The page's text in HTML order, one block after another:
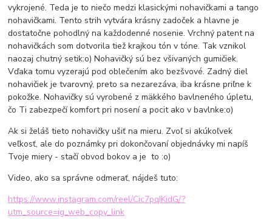
vykrojené. Teda je to niečo medzi klasickými nohavičkami a tango
nohavičkami. Tento strih vytvára krásny zadoček a hlavne je
dostatočne pohodlný na každodenné nosenie. Vrchný patent na
nohavičkách som dotvorila tiež krajkou tón v tóne. Tak vznikol
naozaj chutný setik:o) Nohavičký sú bez všivaných gumičiek.
Vďaka tomu vyzerajú pod oblečením ako bezšvové. Zadný diel
nohavičiek je tvarovný, preto sa nezarezáva, iba krásne priľne k
pokožke. Nohavičky sú vyrobené z mäkkého bavlneného úpletu,
čo Ti zabezpečí komfort pri nosení a pocit ako v bavlnke:o)
Ak si želáš tieto nohavičky ušiť na mieru. Zvoľ si akúkoľvek
veľkosť, ale do poznámky pri dokončovaní objednávky mi napíš
Tvoje miery - stačí obvod bokov a je to :o)
Video, ako sa správne odmerať, nájdeš tuto:
https://www.instagram.com/reel/Cic7pqIKidG/?
utm_source=ig_web_copy_link